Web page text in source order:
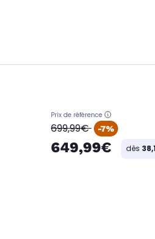
Prix de référence
oldPrice
699,99€ -7%
649,99€ dès